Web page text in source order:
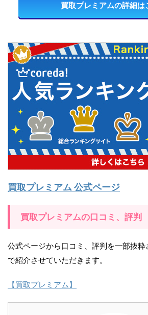
買取プレミアムの詳細は
買取プレミアム 公式ページ
買取プレミアムの口コミ、評判
公式ページから口コミ、評判を一部抜
で紹介させていただきます。
【買取プレミアム】